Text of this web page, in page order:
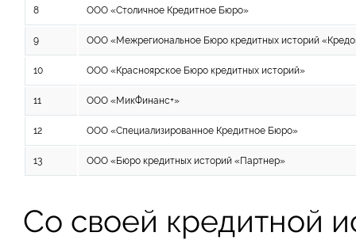
8 ООО «Столичное Кредитное Бюро»
9 ООО «Межрегиональное Бюро кредитных историй
10 ООО «Красноярское Бюро кредитных историй»
11 ООО «МикФинанс+»
12 ООО «Специализированное Кредитное Бюро»
13 ООО «Бюро кредитных историй «Партнер»
Со своей кредитной